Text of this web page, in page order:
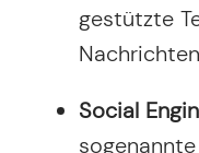
gestützte
Social
sogenannte